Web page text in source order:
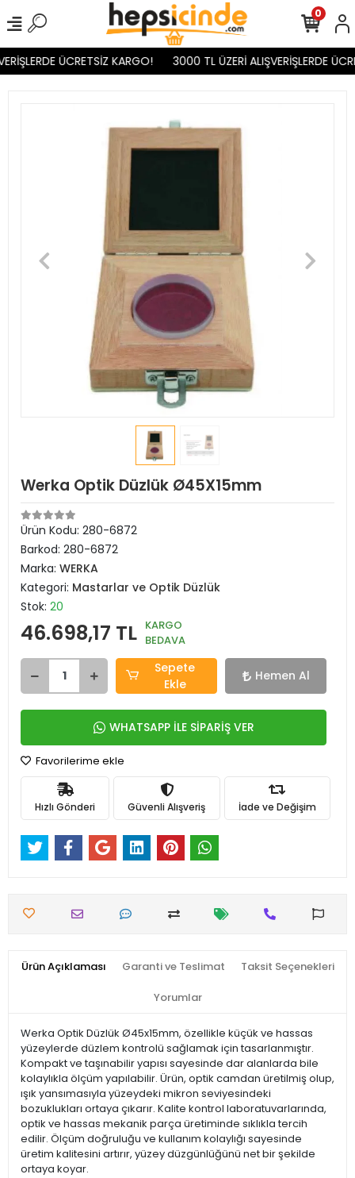
ÜCRETSİZ KARGO! 3000 TL ÜZERİ ALIŞVERİŞLERDE
0
Werka Optik Düzlük Ø45X15mm
Ürün Kodu: 280-6872
Barkod: 280-6872
Marka: WERKA
Kategori: Mastarlar ve Optik Düzlük
Stok: 20
46.698,17 TL KARGO
BEDAVA
Sepete
Ekle
Hemen Al
WHATSAPP İLE SİPARİŞ VER
Favorilerime ekle
Hızlı Gönderi Güvenli Alışveriş İade ve Değişim
Ürün Açıklaması Garanti ve Teslimat Taksit Seçenekleri
Yorumlar
Werka Optik Düzlük Ø45x15mm, özellikle küçük ve hassas
yüzeylerde düzlem kontrolü sağlamak için tasarlanmıştır.
Kompakt ve taşınabilir yapısı sayesinde dar alanlarda bile
kolaylıkla ölçüm yapılabilir. Ürün, optik camdan üretilmiş olup,
ışık yansımasıyla yüzeydeki mikron seviyesindeki
bozuklukları ortaya çıkarır. Kalite kontrol laboratuvarlarında,
optik ve hassas mekanik parça üretiminde sıklıkla tercih
edilir. Ölçüm doğruluğu ve kullanım kolaylığı sayesinde
üretim kalitesini artırır, yüzey düzgünlüğünü net bir şekilde
ortaya koyar.